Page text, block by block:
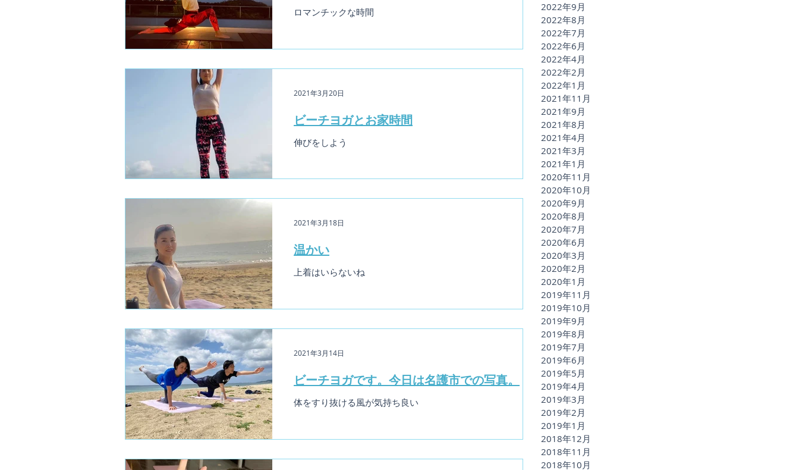
ロマンチックな時間
ビーチヨガとお家時間
伸びをしよう
2021年3月20日
温かい
上着はいらないね
2021年3月18日
ビーチヨガです。今日は名護市での写真。
体をすり抜ける風が気持ち良い
2021年3月14日
2022年9月
2022年8月
2022年7月
2022年6月
2022年4月
2022年2月
2022年1月
2021年11月
2021年9月
2021年8月
2021年4月
2021年3月
2021年1月
2020年11月
2020年10月
2020年9月
2020年8月
2020年7月
2020年6月
2020年3月
2020年2月
2020年1月
2019年11月
2019年10月
2019年9月
2019年8月
2019年7月
2019年6月
2019年5月
2019年4月
2019年3月
2019年2月
2019年1月
2018年12月
2018年11月
2018年10月